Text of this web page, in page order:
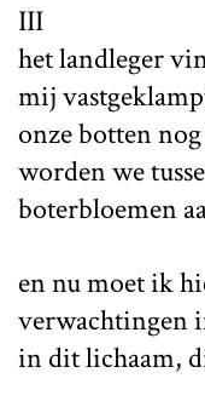
III
het landleger
mij
onze botten
worden we
boterbloemen
en nu moet ik
verwachtingen
in dit lichaam,